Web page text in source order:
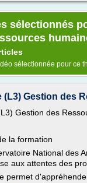
sélectionnés
sélectionnée pour ce
(L3) Gestion des
Gestion des
la formation
National des
aux attentes des
permet